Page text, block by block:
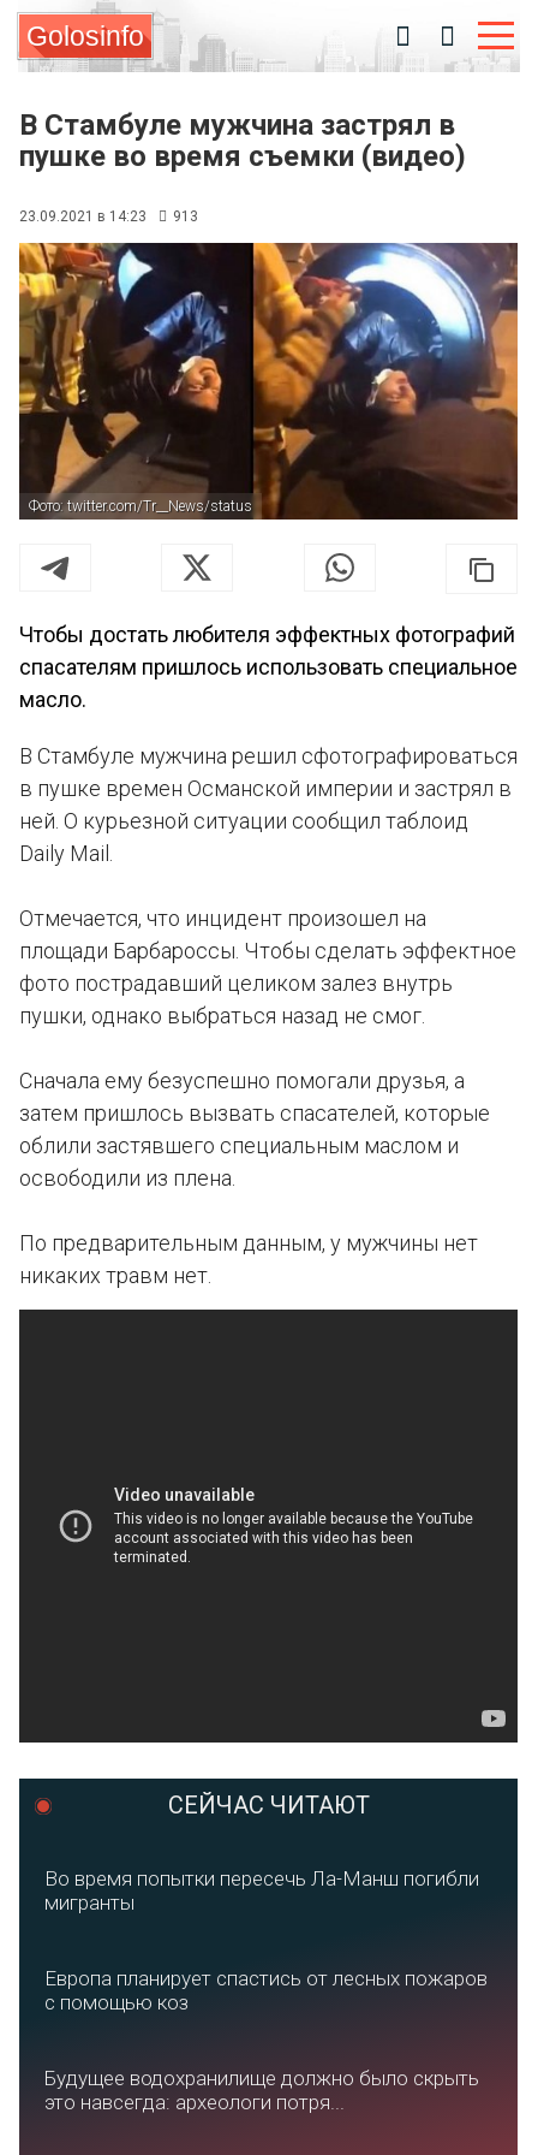
Golosinfo
В Стамбуле мужчина застрял в
пушке во время съемки (видео)
23.09.2021 в 14:23 913
Фото: twitter.com/Tr__News/status
Чтобы достать любителя эффектных фотографий
спасателям пришлось использовать специальное
масло.
В Стамбуле мужчина решил сфотографироваться
в пушке времен Османской империи и застрял в
ней. О курьезной ситуации сообщил таблоид
Daily Mail.
Отмечается, что инцидент произошел на
площади Барбароссы. Чтобы сделать эффектное
фото пострадавший целиком залез внутрь
пушки, однако выбраться назад не смог.
Сначала ему безуспешно помогали друзья, а
затем пришлось вызвать спасателей, которые
облили застявшего специальным маслом и
освободили из плена.
По предварительным данным, у мужчины нет
никаких травм нет.
СЕЙЧАС ЧИТАЮТ
Во время попытки пересечь Ла-Манш погибли
мигранты
Европа планирует спастись от лесных пожаров
с помощью коз
Будущее водохранилище должно было скрыть
это навсегда: археологи потря...